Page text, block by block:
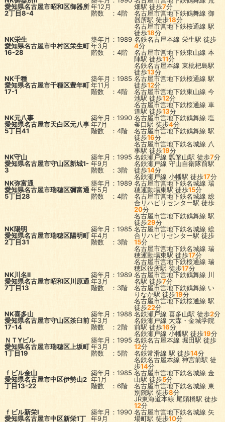
愛知県名古屋市昭和区御器所
2丁目8-4
年12月
階数 ：4階
畑駅 徒歩7分
名古屋市営地下鉄鶴舞線 御
器所駅 徒歩18分
名古屋市営地下鉄桜通線 駅
徒歩18分
NK栄生
愛知県名古屋市中村区栄生町
16-28
築年月：1989
年3月
階数 ：4階
名鉄名古屋本線 栄生駅 徒歩
4分
名古屋市営地下鉄東山線 本
陣駅 徒歩11分
名鉄名古屋本線 東枇杷島駅
徒歩13分
NK千種
愛知県名古屋市千種区豊年町
17-1
築年月：1985
年11月
階数 ：4階
名古屋市営地下鉄桜通線 駅
徒歩12分
名古屋市営地下鉄東山線 今
池駅 徒歩12分
名古屋市営地下鉄桜通線 車
道駅 徒歩13分
NK元八事
愛知県名古屋市天白区元八事
5丁目41
築年月：1990
年7月
階数 ：4階
名古屋市営地下鉄鶴舞線 塩
釜口駅 徒歩4分
名古屋市営地下鉄鶴舞線 駅
徒歩16分
名古屋市営地下鉄名城線 八
事駅 徒歩19分
NK守山
愛知県名古屋市守山区新城1-
3
築年月：1995
年9月
階数 ：3階
名鉄瀬戸線 瓢箪山駅 徒歩7分
名鉄瀬戸線 守山自衛隊前駅
徒歩14分
名鉄瀬戸線 小幡駅 徒歩17分
NK弥富通
愛知県名古屋市瑞穂区彌富通
5丁目28
築年月：1989
年5月
階数 ：4階
名古屋市営地下鉄名城線 瑞
穂運動場東駅 徒歩15分
名古屋市営地下鉄名城線 総
合リハビリセンター駅 徒歩
20分
名古屋市営地下鉄鶴舞線 駅
徒歩29分
NK陽明
愛知県名古屋市瑞穂区陽明町
2丁目31
築年月：1985
年4月
階数 ：3階
名古屋市営地下鉄名城線 総
合リハビリセンター駅 徒歩
15分
名古屋市営地下鉄名城線 瑞
穂運動場東駅 徒歩17分
名古屋市営地下鉄桜通線 瑞
穂区役所駅 徒歩17分
NK川名Ⅱ
愛知県名古屋市昭和区川原通
7丁目13
築年月：1989
年3月
階数 ：3階
名古屋市営地下鉄鶴舞線 川
名駅 徒歩7分
名古屋市営地下鉄鶴舞線 い
りなか駅 徒歩19分
名古屋市営地下鉄桜通線 駅
徒歩22分
NK喜多山
愛知県名古屋市守山区茶臼前
17-14
築年月：1988
年3月
階数 ：2階
名鉄瀬戸線 喜多山駅 徒歩2分
名鉄瀬戸線 大森・金城学院
前駅 徒歩16分
名鉄瀬戸線 小幡駅 徒歩19分
ＮＴYビル
愛知県名古屋市瑞穂区上坂町
1丁目19
築年月：1995
年3月
階数 ：5階
名鉄名古屋本線 堀田駅 徒歩
12分
名鉄常滑線 駅 徒歩14分
名鉄名古屋本線 神宮前駅 徒
歩14分
ｆビル金山
愛知県名古屋市中区伊勢山2
丁目13-22
築年月：1985
年1月
階数 ：6階
名古屋市営地下鉄名城線 金
山駅 徒歩5分
名古屋市営地下鉄名城線 東
別院駅 徒歩8分
JR東海道本線 尾頭橋駅 徒歩
12分
ｆビル新栄Ⅰ
愛知県名古屋市中区新栄1丁
築年月：1990
年9月
名古屋市営地下鉄名城線 矢
場町駅 徒歩10分